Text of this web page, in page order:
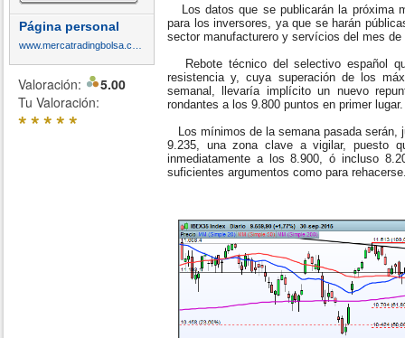
Página personal
Valoración:
5.00
Tu Valoración:
*****
Los datos que se publicarán la próxima
para los inversores, ya que se harán
sector manufacturero y servícios del mes
Rebote técnico del selectivo español
resistencia y, cuya superación de los
semanal, llevaría implícito un nuevo
rondantes a los 9.800 puntos en primer
Los mínimos de la semana pasada serán,
9.235, una zona clave a vigilar, puesto
inmediatamente a los 8.900, ó incluso
suficientes argumentos como para